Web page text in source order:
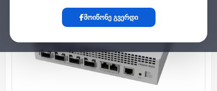
მოიწონე გვერდი